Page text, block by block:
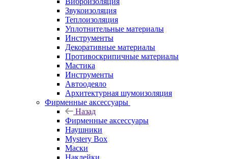
Звукоизоляция
Теплоизоляция
Уплотнительные материалы
Инструменты
Декоративные материалы
Противоскрипичные материалы
Мастика
Инструменты
Автоодеяло
Архитектурная шумоизоляция
Фирменные аксессуары
Назад
Фирменные аксессуары
Наушники
Mystery Box
Маски
Наклейки